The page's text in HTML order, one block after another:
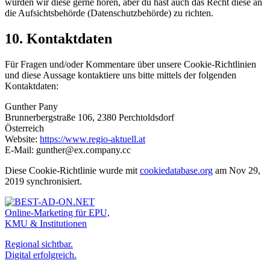
würden wir diese gerne hören, aber du hast auch das Recht diese an
die Aufsichtsbehörde (Datenschutzbehörde) zu richten.
10. Kontaktdaten
Für Fragen und/oder Kommentare über unsere Cookie-Richtlinien
und diese Aussage kontaktiere uns bitte mittels der folgenden
Kontaktdaten:
Gunther Pany
Brunnerbergstraße 106, 2380 Perchtoldsdorf
Österreich
Website: https://www.regio-aktuell.at
E-Mail: gunther@ex.company.cc
Diese Cookie-Richtlinie wurde mit cookiedatabase.org am Nov 29,
2019 synchronisiert.
Online-Marketing für EPU,
KMU & Institutionen
Regional sichtbar.
Digital erfolgreich.